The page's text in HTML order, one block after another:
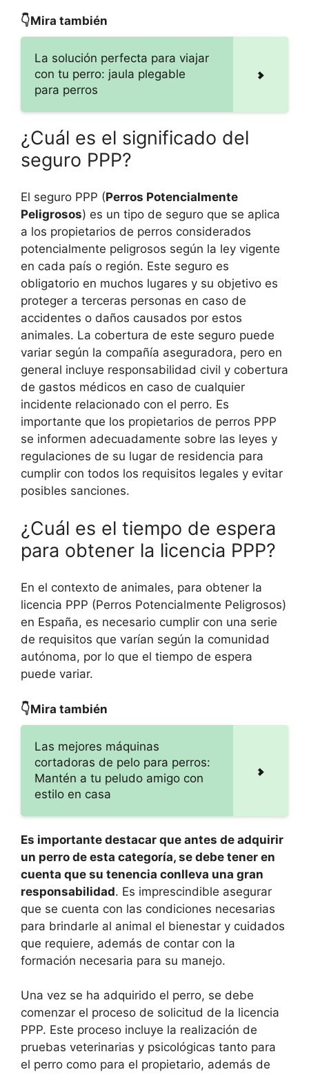
👇Mira también
La solución perfecta para viajar
con tu perro: jaula plegable
para perros
¿Cuál es el significado del
seguro PPP?
El seguro PPP (Perros Potencialmente
Peligrosos) es un tipo de seguro que se aplica
a los propietarios de perros considerados
potencialmente peligrosos según la ley vigente
en cada país o región. Este seguro es
obligatorio en muchos lugares y su objetivo es
proteger a terceras personas en caso de
accidentes o daños causados por estos
animales. La cobertura de este seguro puede
variar según la compañía aseguradora, pero en
general incluye responsabilidad civil y cobertura
de gastos médicos en caso de cualquier
incidente relacionado con el perro. Es
importante que los propietarios de perros PPP
se informen adecuadamente sobre las leyes y
regulaciones de su lugar de residencia para
cumplir con todos los requisitos legales y evitar
posibles sanciones.
¿Cuál es el tiempo de espera
para obtener la licencia PPP?
En el contexto de animales, para obtener la
licencia PPP (Perros Potencialmente Peligrosos)
en España, es necesario cumplir con una serie
de requisitos que varían según la comunidad
autónoma, por lo que el tiempo de espera
puede variar.
👇Mira también
Las mejores máquinas
cortadoras de pelo para perros:
Mantén a tu peludo amigo con
estilo en casa
Es importante destacar que antes de adquirir
un perro de esta categoría, se debe tener en
cuenta que su tenencia conlleva una gran
responsabilidad. Es imprescindible asegurar
que se cuenta con las condiciones necesarias
para brindarle al animal el bienestar y cuidados
que requiere, además de contar con la
formación necesaria para su manejo.
Una vez se ha adquirido el perro, se debe
comenzar el proceso de solicitud de la licencia
PPP. Este proceso incluye la realización de
pruebas veterinarias y psicológicas tanto para
el perro como para el propietario, además de